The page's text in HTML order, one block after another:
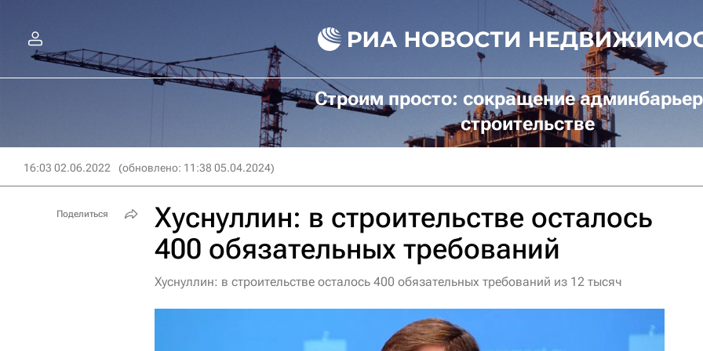
Строим просто: сокращение
строительстве
16:03 02.06.2022 (обновлено: 11:38 05.04.2024)
Хуснуллин: в строительстве осталось
400 обязательных требований
Хуснуллин: в строительстве осталось 400 обязательных требований из 12 тысяч
Поделиться